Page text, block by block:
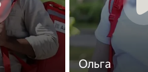
Ольга